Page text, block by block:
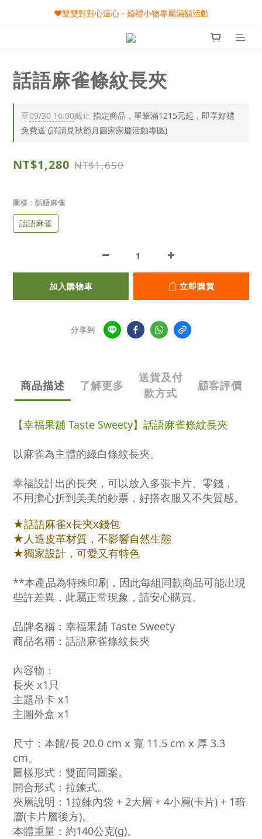
🎀08/01-09/30 秋節月圓家家慶- 滿額即享專屬小禮
❤️雙雙對對心連心 - 婚禮小物專屬滿額活動
🎀08/01-09/30 秋節月圓家家慶- 滿額即享專屬小禮
話語麻雀條紋長夾
至09/30 16:00截止 指定商品，單筆滿1215元起，即享好禮
免費送 (詳請見秋節月圓家家慶活動專區)
NT$1,280 NT$1,650
圖樣 : 話語麻雀
話語麻雀
加入購物車 立即購買
分享到
商品描述 了解更多
送貨及付
款方式
顧客評價
【幸福果舖 Taste Sweety】話語麻雀條紋長夾
以麻雀為主體的綠白條紋長夾。
幸福設計出的長夾，可以放入多張卡片、零錢，
不用擔心折到美美的鈔票，好搭衣服又不失質感。
★話語麻雀x長夾x錢包
★人造皮革材質，不影響自然生態
★獨家設計，可愛又有特色
**本產品為特殊印刷，因此每組同款商品可能出現
些許差異，此屬正常現象，請安心購買。
品牌名稱：幸福果舖 Taste Sweety
商品名稱：話語麻雀條紋長夾
內容物：
長夾 x1只
主題吊卡 x1
主圖外盒 x1
尺寸：本體/長 20.0 cm x 寬 11.5 cm x 厚 3.3
cm。
圖樣形式：雙面同圖案。
開合形式：拉鍊式。
夾層說明：1拉鍊內袋 + 2大層 + 4小層(卡片) + 1暗
層(卡片層後方)。
本體重量：約140公克(g)。